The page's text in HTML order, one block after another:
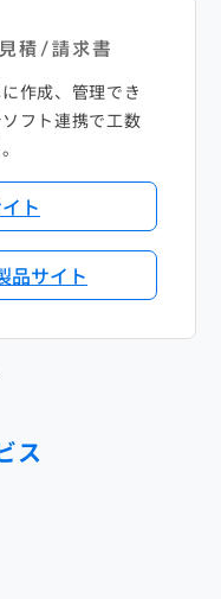
作成、管理でき
フト連携で工数
ト
品サイト
ス